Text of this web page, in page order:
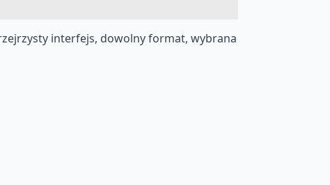
interfejs, dowolny format, wybrana